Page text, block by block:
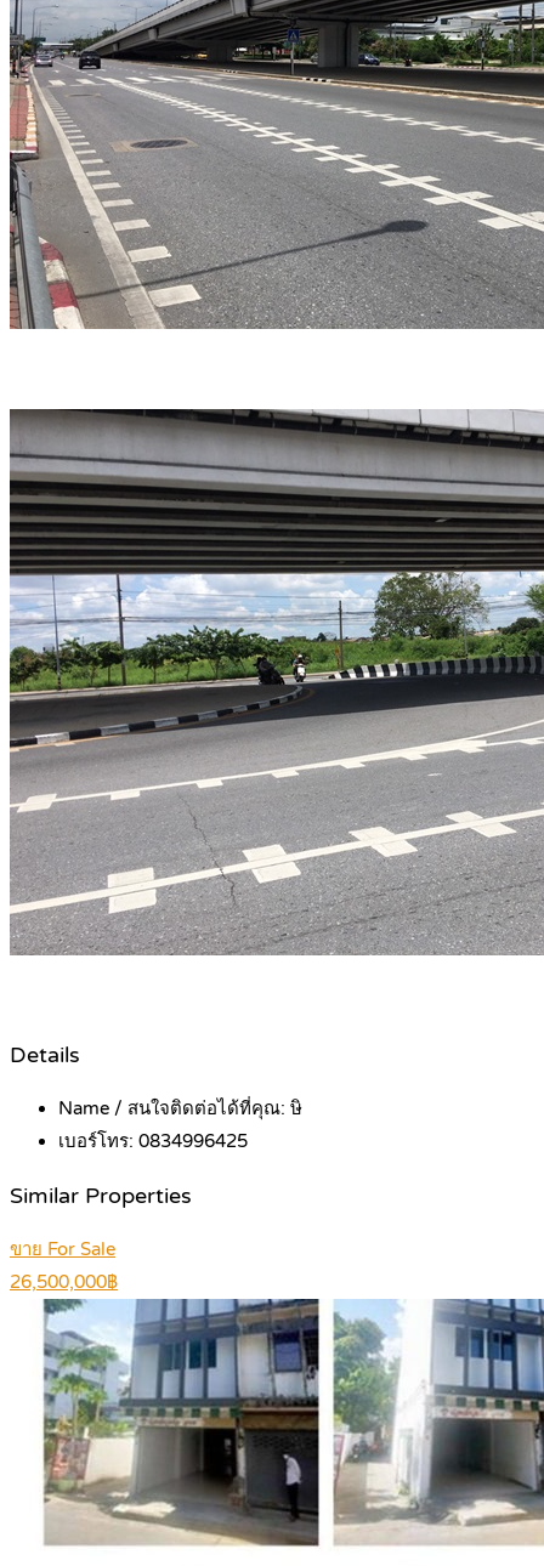
Details
Name / สนใจติดต่อได้ที่คุณ: ษิ
เบอร์โทร: 0834996425
Similar Properties
ขาย For Sale
26,500,000฿